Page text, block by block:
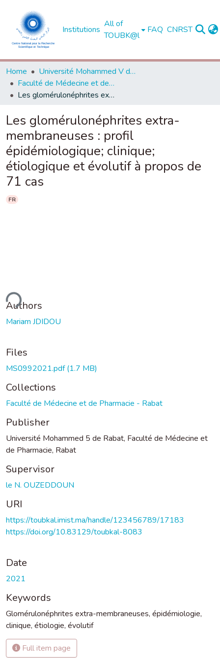
Institutions
All of
TOUBK@l
FAQ CNRST
Home
Université Mohammed V de Rabat
Faculté de Médecine et de Pharmacie - Rabat
Les glomérulonéphrites extra-membraneuses : profil épidémiologique; clinique; étiologique et évolutif à propos de 71 cas
Les glomérulonéphrites extra-
membraneuses : profil
épidémiologique; clinique;
étiologique et évolutif à propos de
71 cas
FR
Authors
Mariam JDIDOU
Files
MS0992021.pdf(1.7 MB)
Collections
Faculté de Médecine et de Pharmacie - Rabat
Publisher
Université Mohammed 5 de Rabat, Faculté de Médecine et
de Pharmacie, Rabat
Supervisor
le N. OUZEDDOUN
URI
https://toubkal.imist.ma/handle/123456789/17183
https://doi.org/10.83129/toubkal-8083
Date
2021
Keywords
Glomérulonéphrites extra-membraneuses, épidémiologie,
clinique, étiologie, évolutif
Full item page